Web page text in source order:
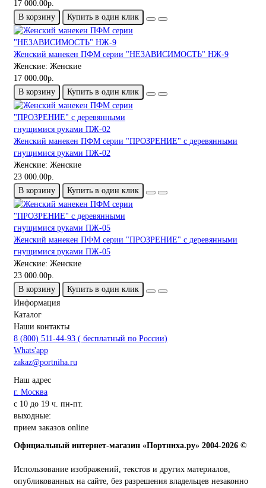
17 000.00р.
В корзину
Купить в один клик
Женский манекен ПФМ серии "НЕЗАВИСИМОСТЬ" НЖ-9
Женские: Женские
17 000.00р.
В корзину
Купить в один клик
Женский манекен ПФМ серии "ПРОЗРЕНИЕ" с деревянными
гнущимися руками ПЖ-02
Женские: Женские
23 000.00р.
В корзину
Купить в один клик
Женский манекен ПФМ серии "ПРОЗРЕНИЕ" с деревянными
гнущимися руками ПЖ-05
Женские: Женские
23 000.00р.
В корзину
Купить в один клик
Информация
Каталог
Наши контакты
8 (800) 511-44-93 ( бесплатный по России)
Whats'app
zakaz@portniha.ru
Наш адрес
г. Москва
с 10 до 19 ч. пн-пт.
выходные:
прием заказов online
Официальный интернет-магазин «Портниха.ру» 2004-2026 ©
Использование изображений, текстов и других материалов,
опубликованных на сайте, без разрешения владельцев незаконно